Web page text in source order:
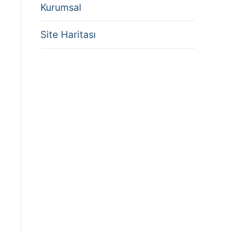
Kurumsal
Site Haritası